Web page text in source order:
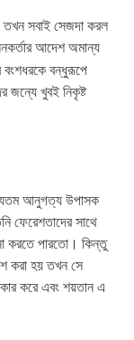
সবাই সেজদা করল
আদেশ অমান্য
বংশধরকে বন্ধুরূপে
জন্যে খুবই নিকৃষ্ট
আনুগত্য উপাসক
ফেরেশতাদের সাথে
করতে পারতো। কিন্তু
করা হয় তখন সে
করে এবং শয়তান এ